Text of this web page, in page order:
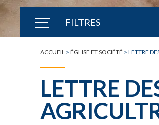
FILTRES
TOUTE L'ACTUALITÉ
ACCUEIL > ÉGLISE ET SOCIÉTÉ > LETTRE
LETTRE